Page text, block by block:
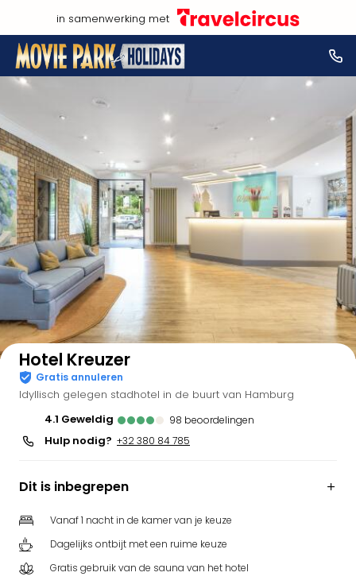
in samenwerking met
Bekijk op kaart
Hotel Kreuzer
Gratis annuleren
Idyllisch gelegen stadhotel in de buurt van Hamburg
4.1
geweldig 98 beoordelingen
Hulp nodig? +32 380 84 785
Dit is inbegrepen
Vanaf 1 nacht in de kamer van je keuze
Dagelijks ontbijt met een ruime keuze
Gratis gebruik van de sauna van het hotel